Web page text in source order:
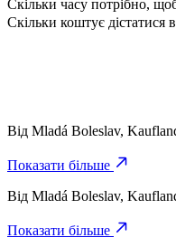
Відстань від Mladá
Скільки часу потрібно,
Потрібно близько 7 хв,
Скільки коштує
Вартість поїздки від
Від Mladá Boleslav,
Показати більше
Від Mladá Boleslav,
Показати більше